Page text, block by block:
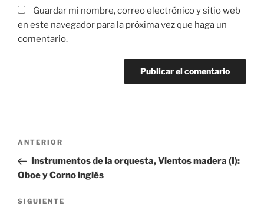
Guardar mi nombre, correo electrónico y sitio web
en este navegador para la próxima vez que haga un
comentario.
Navegación
entradas
Entrada
anterior
ANTERIOR
Instrumentos de la orquesta, Vientos madera (I):
Oboe y Corno inglés
Entrada
SIGUIENTE